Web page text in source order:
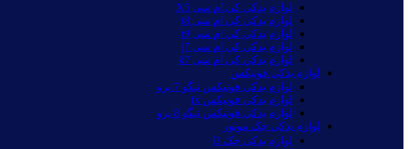
لوازم یدکی کی ام سی X5
لوازم یدکی کی ام سی t8
لوازم یدکی کی ام سی t9
لوازم یدکی کی ام سی j7
لوازم یدکی کی ام سی k7
لوازم یدکی فونیکس
لوازم یدکی فونیکس تیگو 7 پرو
لوازم یدکی فونیکس fx
لوازم یدکی فونیکس تیگو 8 پرو
لوازم یدکی جک موتور
لوازم یدکی جک j3